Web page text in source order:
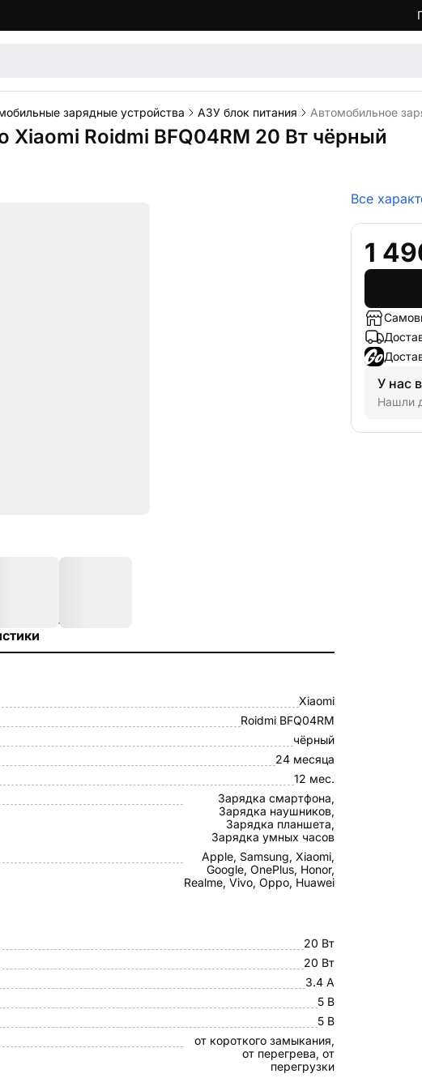
зарядные устройства АЗУ блок питания Автомобильное
Xiaomi Roidmi BFQ04RM 20 Вт чёрный
Xiaomi
Roidmi BFQ04RM
чёрный
24 месяца
12 мес.
Зарядка смартфона,
Зарядка наушников,
Зарядка планшета,
Зарядка умных часов
Apple, Samsung, Xiaomi,
Google, OnePlus, Honor,
Realme, Vivo, Oppo, Huawei
20 Вт
20 Вт
3.4 А
5 В
5 В
от короткого замыкания,
от перегрева, от
перегрузки
Все
1
У нас
Нашли